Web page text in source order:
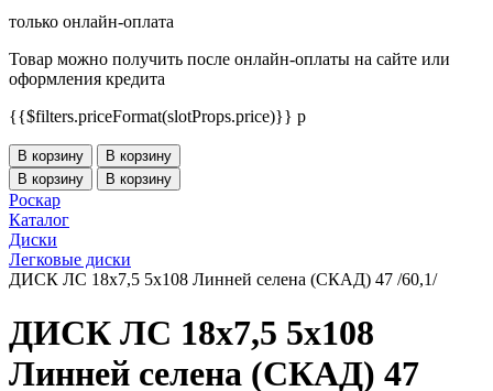
только онлайн-оплата
Товар можно получить после онлайн-оплаты на сайте или
оформления кредита
{{$filters.priceFormat(slotProps.price)}} p
В корзину
В корзину
В корзину
В корзину
Роскар
Каталог
Диски
Легковые диски
ДИСК ЛС 18x7,5 5x108 Линней селена (СКАД) 47 /60,1/
ДИСК ЛС 18x7,5 5x108
Линней селена (СКАД) 47